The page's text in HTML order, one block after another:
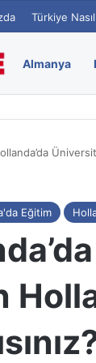
Türkiye
Almanya
Eğitim